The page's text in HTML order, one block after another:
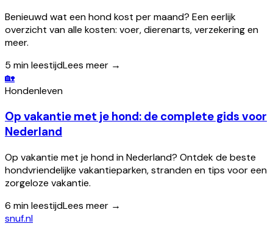
Benieuwd wat een hond kost per maand? Een eerlijk
overzicht van alle kosten: voer, dierenarts, verzekering en
meer.
5 min leestijdLees meer →
🏡
Hondenleven
Op vakantie met je hond: de complete gids voor
Nederland
Op vakantie met je hond in Nederland? Ontdek de beste
hondvriendelijke vakantieparken, stranden en tips voor een
zorgeloze vakantie.
6 min leestijdLees meer →
snuf.nl